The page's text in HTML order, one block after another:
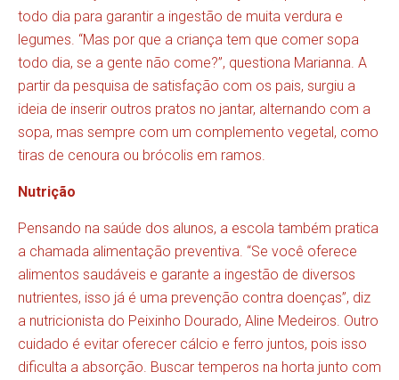
todo dia para garantir a ingestão de muita verdura e
legumes. “Mas por que a criança tem que comer sopa
todo dia, se a gente não come?”, questiona Marianna. A
partir da pesquisa de satisfação com os pais, surgiu a
ideia de inserir outros pratos no jantar, alternando com a
sopa, mas sempre com um complemento vegetal, como
tiras de cenoura ou brócolis em ramos.
Nutrição
Pensando na saúde dos alunos, a escola também pratica
a chamada alimentação preventiva. “Se você oferece
alimentos saudáveis e garante a ingestão de diversos
nutrientes, isso já é uma prevenção contra doenças”, diz
a nutricionista do Peixinho Dourado, Aline Medeiros. Outro
cuidado é evitar oferecer cálcio e ferro juntos, pois isso
dificulta a absorção. Buscar temperos na horta junto com